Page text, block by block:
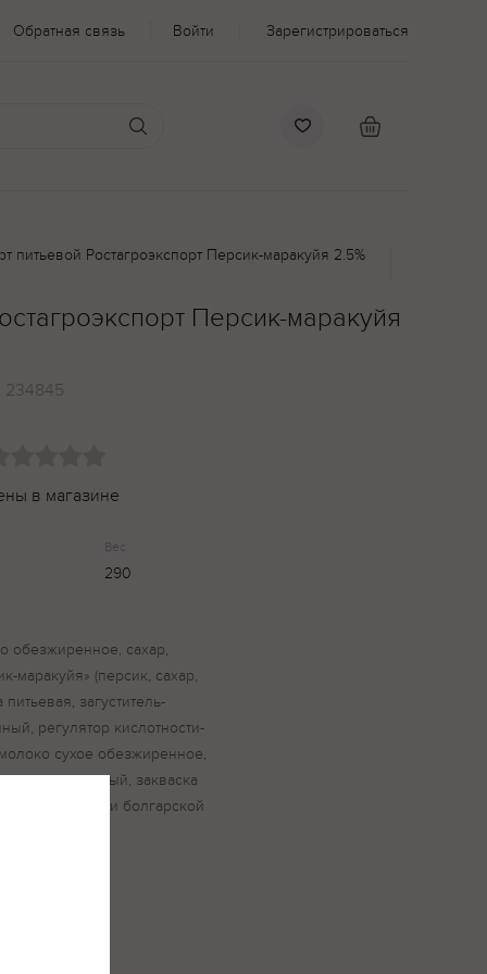
Обратная связь Войти Зарегистрироваться
питьевой Ростагроэкспорт Персик-маракуйя 2.5%
Персик-маракуйя
234845
в магазине
Вес
290
обезжиренное, сахар,
маракуйя» (персик, сахар,
загуститель-
регулятор кислотности-
сухое обезжиренное,
закваска
и болгарской